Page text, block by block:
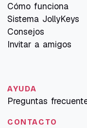
Cómo funciona
Sistema JollyKeys
Consejos
Invitar a amigos
AYUDA
Preguntas
CONTACTO